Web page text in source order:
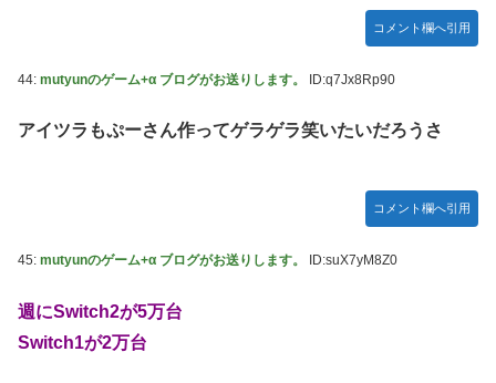
コメント欄へ引用
44: mutyunのゲーム+α ブログがお送りします。 ID:q7Jx8Rp90
アイツラもぷーさん作ってゲラゲラ笑いたいだろうさ
コメント欄へ引用
45: mutyunのゲーム+α ブログがお送りします。 ID:suX7yM8Z0
週にSwitch2が5万台
Switch1が2万台